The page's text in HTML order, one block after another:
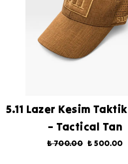
5.11 Lazer Kesim
– Tactical Tan
₺ 700.00 ₺ 500.00